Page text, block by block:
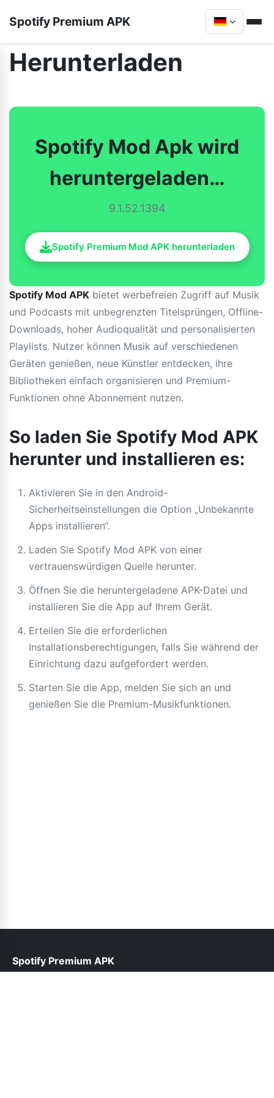
Spotify Premium APK
Herunterladen
Spotify Mod Apk wird
heruntergeladen…
9.1.52.1394
Spotify Premium Mod APK herunterladen
Spotify Mod APK bietet werbefreien Zugriff auf Musik
und Podcasts mit unbegrenzten Titelsprüngen, Offline-
Downloads, hoher Audioqualität und personalisierten
Playlists. Nutzer können Musik auf verschiedenen
Geräten genießen, neue Künstler entdecken, ihre
Bibliotheken einfach organisieren und Premium-
Funktionen ohne Abonnement nutzen.
So laden Sie Spotify Mod APK
herunter und installieren es:
Aktivieren Sie in den Android-
Sicherheitseinstellungen die Option „Unbekannte
Apps installieren“.
Laden Sie Spotify Mod APK von einer
vertrauenswürdigen Quelle herunter.
Öffnen Sie die heruntergeladene APK-Datei und
installieren Sie die App auf Ihrem Gerät.
Erteilen Sie die erforderlichen
Installationsberechtigungen, falls Sie während der
Einrichtung dazu aufgefordert werden.
Starten Sie die App, melden Sie sich an und
genießen Sie die Premium-Musikfunktionen.
Spotify Premium APK